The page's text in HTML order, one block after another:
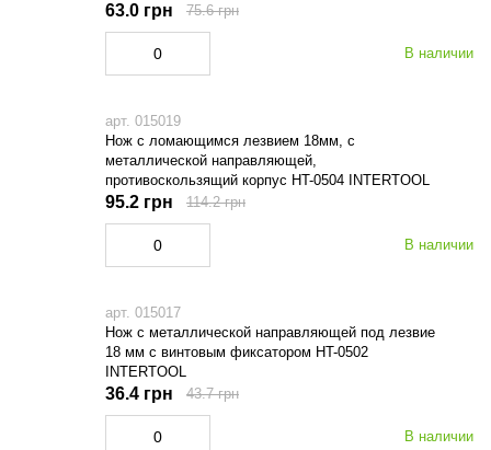
В наличии
63.0 грн 75.6 грн
арт. 015019
Нож с ломающимся лезвием 18мм, с
металлической направляющей,
противоскользящий корпус HT-0504 INTERTOOL
В наличии
95.2 грн 114.2 грн
арт. 015017
Нож с металлической направляющей под лезвие
18 мм с винтовым фиксатором HT-0502
INTERTOOL
В наличии
36.4 грн 43.7 грн